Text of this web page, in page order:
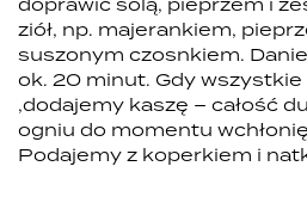
doprawić solą, pieprzem i
ziół, np. majerankiem,
suszonym czosnkiem.
ok. 20 minut. Gdy wszystkie
,dodajemy kaszę – całość
ogniu do momentu
Podajemy z koperkiem i